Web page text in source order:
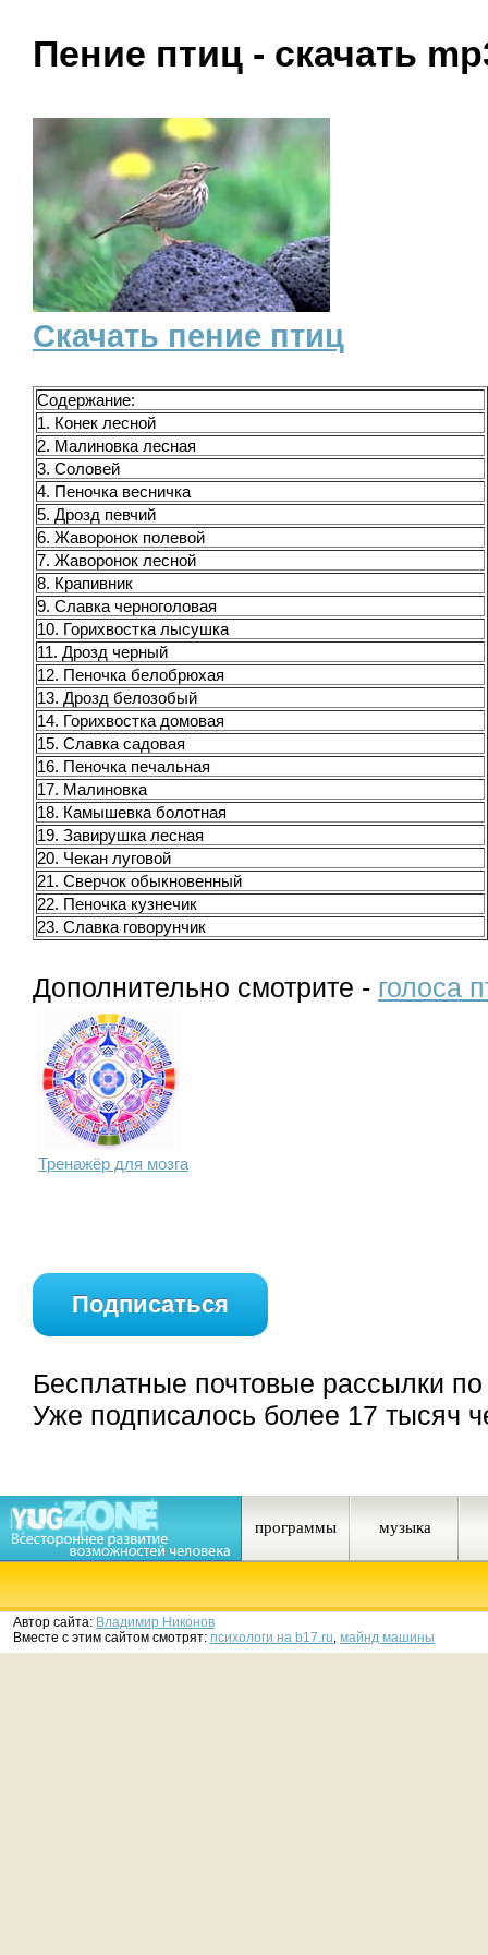
Пение птиц - скачать
Скачать пение птиц
Содержание:
1. Конек лесной
2. Малиновка лесная
3. Соловей
4. Пеночка весничка
5. Дрозд певчий
6. Жаворонок полевой
7. Жаворонок лесной
8. Крапивник
9. Славка черноголовая
10. Горихвостка лысушка
11. Дрозд черный
12. Пеночка белобрюхая
13. Дрозд белозобый
14. Горихвостка домовая
15. Славка садовая
16. Пеночка печальная
17. Малиновка
18. Камышевка болотная
19. Завирушка лесная
20. Чекан луговой
21. Сверчок обыкновенный
22. Пеночка кузнечик
23. Славка говорунчик
Дополнительно смотрите - голоса
Тренажёр для мозга
Подписаться
Бесплатные почтовые рассылки
Уже подписалось более 17 тысяч
программы музыка
Автор сайта: Владимир Никонов
Вместе с этим сайтом смотрят: психологи на b17.ru, майнд машины